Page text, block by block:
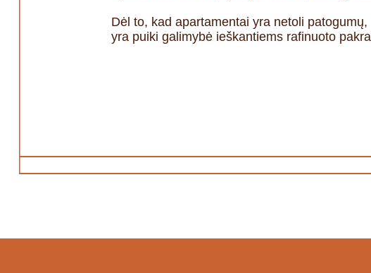
Dėl to, kad apartamentai yra netoli
yra puiki galimybė ieškantiems rafinuoto